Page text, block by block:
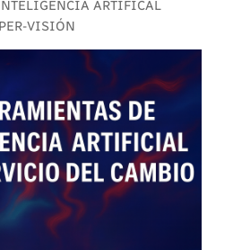
ARTIFICAL
VISIÓN